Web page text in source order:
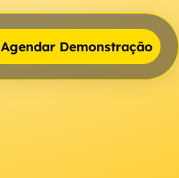
Agendar Demonstração